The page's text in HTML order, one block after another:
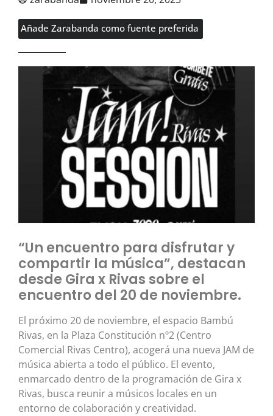
Añade Zarabanda como fuente preferida
“Un encuentro para disfrutar y
compartir la música”, destacan
desde Gira x Rivas sobre el
encuentro del 20 de noviembre.
El próximo 20 de noviembre, el espacio Bambú
Rivas, en la Plaza Constitución nº2 (Centro
Comercial Rivas Centro), acogerá una nueva JAM de
música abierta a todo el público. El evento,
enmarcado dentro de la programación de Gira x
Rivas, busca reunir a músicos locales en un
entorno de colaboración y creatividad.